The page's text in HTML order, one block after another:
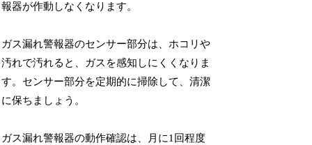
報器が作動しなくなります。
ガス漏れ警報器のセンサー部分は、ホコリや
汚れで汚れると、ガスを感知しにくくなりま
す。センサー部分を定期的に掃除して、清潔
に保ちましょう。
ガス漏れ警報器の動作確認は、月に1回程度